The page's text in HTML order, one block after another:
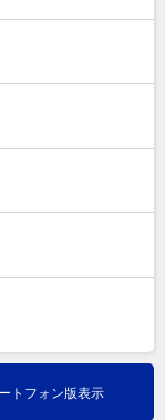
トフォン版表示